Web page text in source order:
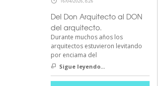
Del Don Arquitecto al DON
del arquitecto.
Durante muchos años los
arquitectos estuvieron levitando
por enciama del
Sigue leyendo...